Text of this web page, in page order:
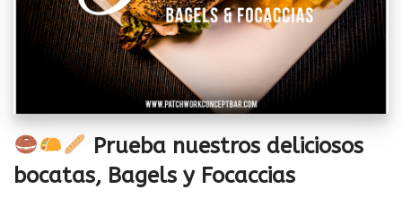
Prueba nuestros deliciosos
bocatas, Bagels y Focaccias